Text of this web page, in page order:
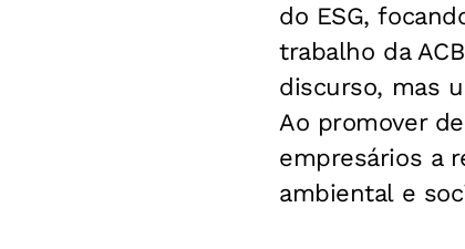
do ESG,
trabalho da
discurso, mas
Ao promover
empresários a
ambiental e